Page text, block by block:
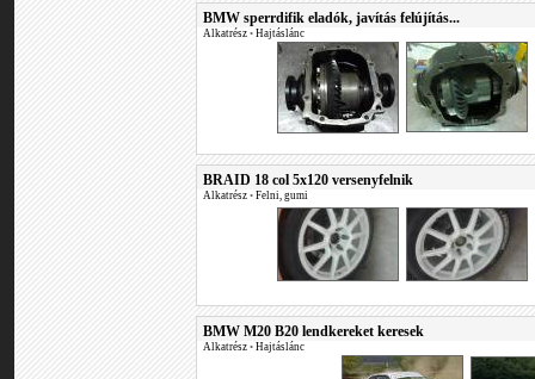
BMW sperrdifik eladók, javítás felújítás...
Alkatrész • Hajtáslánc
BRAID 18 col 5x120 versenyfelnik
Alkatrész • Felni, gumi
BMW M20 B20 lendkereket keresek
Alkatrész • Hajtáslánc